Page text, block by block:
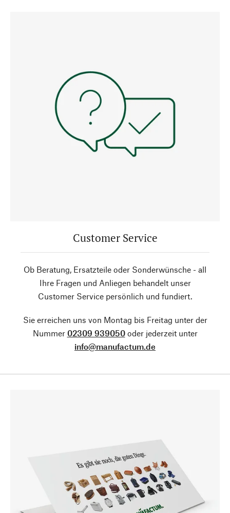
Customer Service
Ob Beratung, Ersatzteile oder Sonderwünsche - all
Ihre Fragen und Anliegen behandelt unser
Customer Service persönlich und fundiert.
Sie erreichen uns von Montag bis Freitag unter der
Nummer 02309 939050oder jederzeit unter
info@manufactum.de